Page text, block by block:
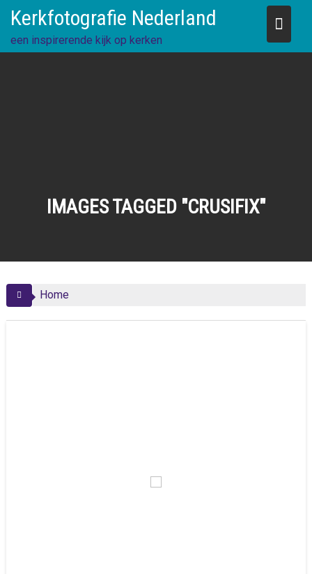
content
Kerkfotografie Nederland
een inspirerende kijk op kerken
IMAGES TAGGED "CRUSIFIX"
Home